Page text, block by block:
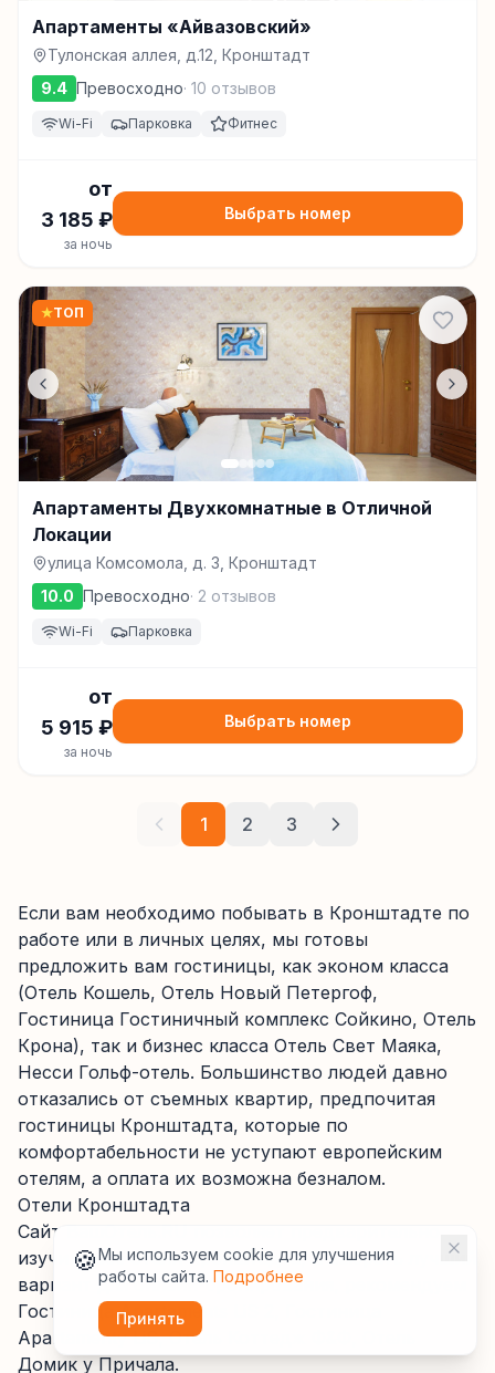
Апартаменты «Айвазовский»
Тулонская аллея, д.12, Кронштадт
9.4 Превосходно· 10 отзывов
Wi-Fi Парковка Фитнес
от
3 185 ₽
за ночь
Выбрать номер
★ТОП
Апартаменты Двухкомнатные в Отличной
Локации
улица Комсомола, д. 3, Кронштадт
10.0 Превосходно· 2 отзывов
Wi-Fi Парковка
от
5 915 ₽
за ночь
Выбрать номер
1 2 3
Если вам необходимо побывать в Кронштадте по
работе или в личных целях, мы готовы
предложить вам гостиницы, как эконом класса
(Отель Кошель, Отель Новый Петергоф,
Гостиница Гостиничный комплекс Сойкино, Отель
Крона), так и бизнес класса Отель Свет Маяка,
Несси Гольф-отель. Большинство людей давно
отказались от съемных квартир, предпочитая
гостиницы Кронштадта, которые по
комфортабельности не уступают европейским
отелям, а оплата их возможна безналом.
Отели Кронштадта
Сайт ВашОтель.RU позволяет предварительно
изучить все отели Кронштадта, и выбрать лучший
вариант для онлайн-бронирования, рекомендуем
Гостиница Apartaments LiS 2, Гостиница
Apartamenty LiS, Отель Коттедж Ф&Ф, Отель
Домик у Причала.
🍪Мы используем cookie для улучшения
работы сайта. Подробнее
Принять